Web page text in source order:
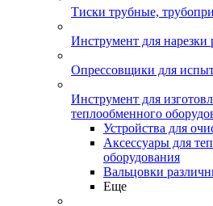
Тиски трубные,
Инструмент для нарезки
Опрессовщики для
Инструмент для
теплообменного
Устройства для
Аксессуары для
оборудования
Вальцовки
Еще